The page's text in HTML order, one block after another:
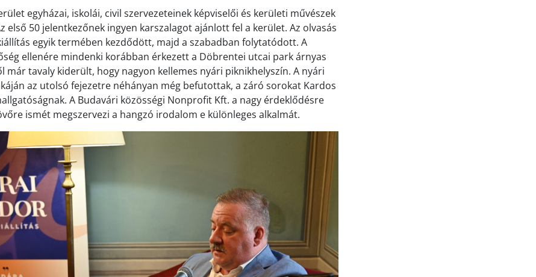
egyházai, iskolái, civil szervezeteinek képviselői és kerületi művészek
első 50 jelentkezőnek ingyen karszalagot ajánlott fel a kerület. Az olvasás
egyik termében kezdődött, majd a szabadban folytatódott. A
ellenére mindenki korábban érkezett a Döbrentei utcai park árnyas
már tavaly kiderült, hogy nagyon kellemes nyári piknikhelyszín. A nyári
az utolsó fejezetre néhányan még befutottak, a záró sorokat Kardos
A Budavári közösségi Nonprofit Kft. a nagy érdeklődésre
ismét megszervezi a hangzó irodalom e különleges alkalmát.